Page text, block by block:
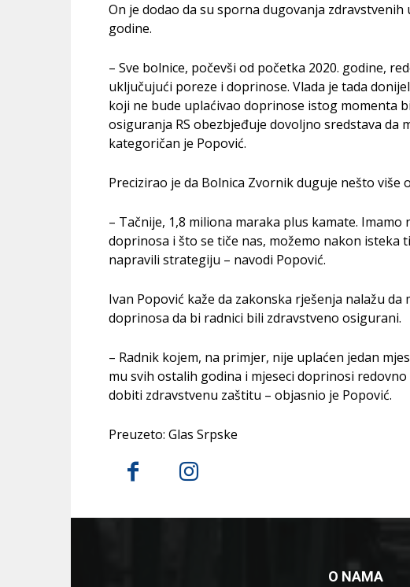
On je dodao da su sporna dugovanja
godine.
– Sve bolnice, počevši od početka 2020. godine,
uključujući poreze i doprinose. Vlada je tada
koji ne bude uplaćivao doprinose istog momenta
osiguranja RS obezbjeđuje dovoljno sredstava da
kategoričan je Popović.
Precizirao je da Bolnica Zvornik duguje nešto više
– Tačnije, 1,8 miliona maraka plus kamate.
doprinosa i što se tiče nas, možemo nakon isteka
napravili strategiju – navodi Popović.
Ivan Popović kaže da zakonska rješenja nalažu
doprinosa da bi radnici bili zdravstveno osigurani.
– Radnik kojem, na primjer, nije uplaćen jedan
mu svih ostalih godina i mjeseci doprinosi
dobiti zdravstvenu zaštitu – objasnio je Popović.
Preuzeto: Glas Srpske
O NAMA